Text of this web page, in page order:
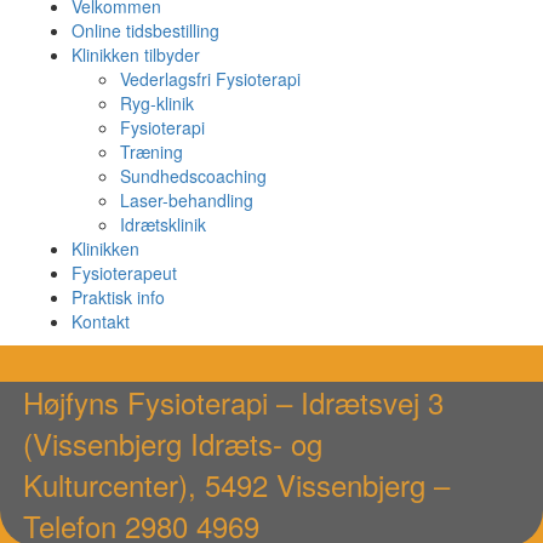
Velkommen
Online tidsbestilling
Klinikken tilbyder
Vederlagsfri Fysioterapi
Ryg-klinik
Fysioterapi
Træning
Sundhedscoaching
Laser-behandling
Idrætsklinik
Klinikken
Fysioterapeut
Praktisk info
Kontakt
Højfyns Fysioterapi – Idrætsvej 3
(Vissenbjerg Idræts- og
Kulturcenter), 5492 Vissenbjerg –
Telefon 2980 4969